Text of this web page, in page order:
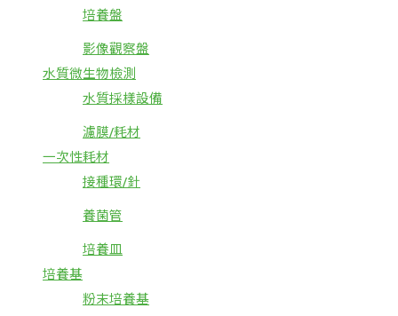
培養盤
影像觀察盤
水質微生物檢測
水質採樣設備
濾膜/耗材
一次性耗材
接種環/針
養菌管
培養皿
培養基
粉末培養基